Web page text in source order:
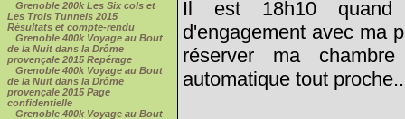
Grenoble 200k Les Six cols et
Les Trois Tunnels 2015
Résultats et compte-rendu
Grenoble 400k Voyage au Bout
de la Nuit dans la Drôme
provençale 2015 Repérage
Grenoble 400k Voyage au Bout
de la Nuit dans la Drôme
provençale 2015 Page
confidentielle
Grenoble 400k Voyage au Bout
Il est 18h10 quand
d'engagement avec ma
réserver ma
automatique tout